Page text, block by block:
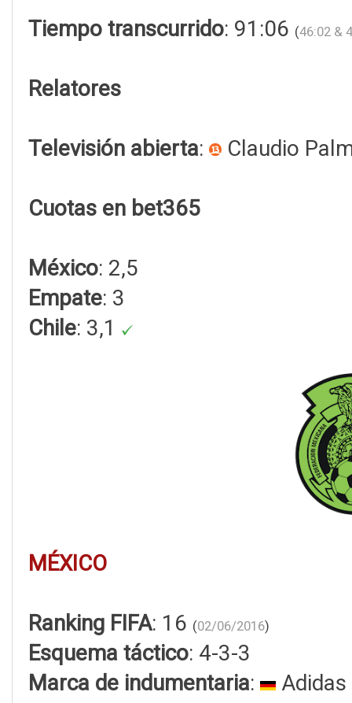
Tiempo transcurrido: 91:06 (46:02 &
Relatores
Televisión abierta: Claudio
Cuotas en bet365
México: 2,5
Empate: 3
Chile: 3,1
MÉXICO
Ranking FIFA: 16 (02/06/2016)
Esquema táctico: 4-3-3
Marca de indumentaria: Adidas